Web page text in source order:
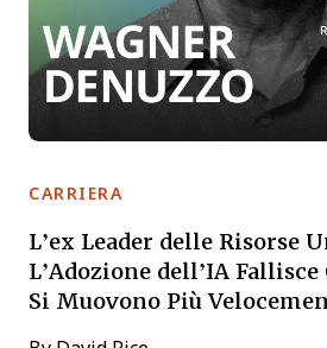
CARRIERA
L’ex Leader delle Risorse
L’Adozione dell’IA
Si Muovono Più